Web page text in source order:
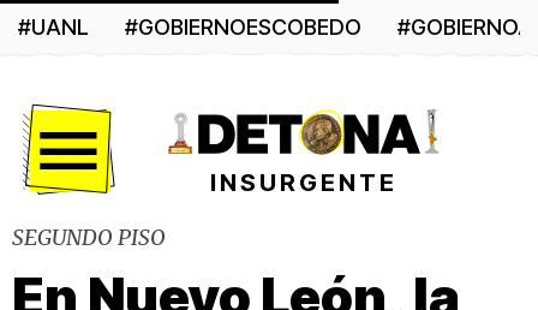
#UANL #GOBIERNOESCOBEDO
INSURGENTE
SEGUNDO PISO
En Nuevo León, la